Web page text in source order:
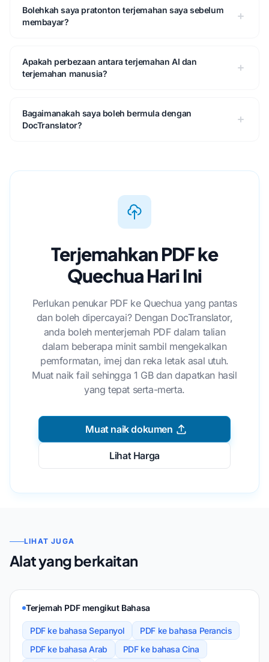
Bolehkah saya pratonton terjemahan saya sebelum
membayar?
Apakah perbezaan antara terjemahan AI dan
terjemahan manusia?
Bagaimanakah saya boleh bermula dengan
DocTranslator?
Terjemahkan PDF ke
Quechua Hari Ini
Perlukan penukar PDF ke Quechua yang pantas
dan boleh dipercayai? Dengan DocTranslator,
anda boleh menterjemah PDF dalam talian
dalam beberapa minit sambil mengekalkan
pemformatan, imej dan reka letak asal utuh.
Muat naik fail sehingga 1 GB dan dapatkan hasil
yang tepat serta-merta.
Muat naik dokumen
Lihat Harga
LIHAT JUGA
Alat yang berkaitan
Terjemah PDF mengikut Bahasa
PDF ke bahasa Sepanyol
PDF ke bahasa Perancis
PDF ke bahasa Arab
PDF ke bahasa Cina